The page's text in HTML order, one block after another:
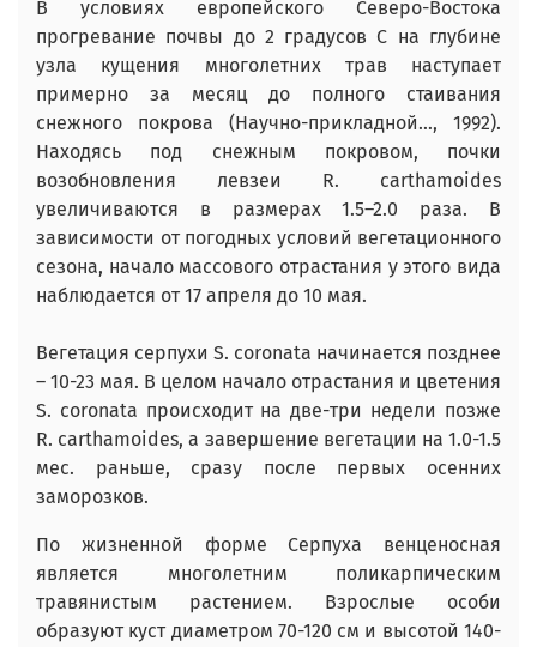
В условиях европейского Северо-Востока
прогревание почвы до 2 градусов С на глубине
узла кущения многолетних трав наступает
примерно за месяц до полного стаивания
снежного покрова (Научно-прикладной…, 1992).
Находясь под снежным покровом, почки
возобновления левзеи R. carthamoides
увеличиваются в размерах 1.5–2.0 раза. В
зависимости от погодных условий вегетационного
сезона, начало массового отрастания у этого вида
наблюдается от 17 апреля до 10 мая.
Вегетация серпухи S. coronata начинается позднее
– 10-23 мая. В целом начало отрастания и цветения
S. coronata происходит на две-три недели позже
R. carthamoides, а завершение вегетации на 1.0-1.5
мес. раньше, сразу после первых осенних
заморозков.
По жизненной форме Серпуха венценосная
является многолетним поликарпическим
травянистым растением. Взрослые особи
образуют куст диаметром 70-120 см и высотой 140-